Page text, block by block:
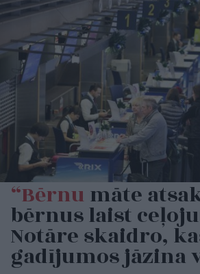
“Bērnumāte
bērnus laist
Notāre skaidro,
gadījumos jāzina